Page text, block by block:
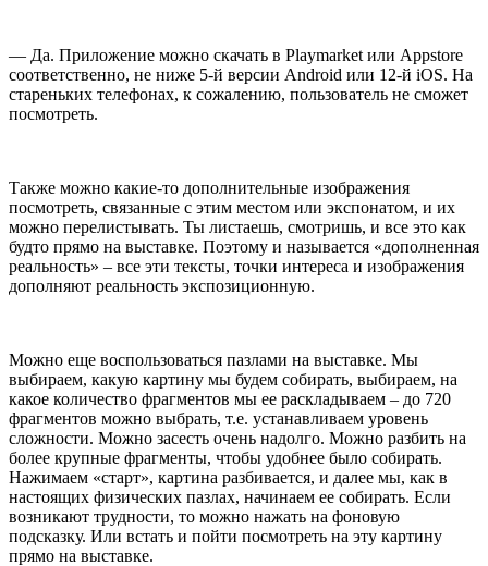
— Да. Приложение можно скачать в Playmarket или Appstore
соответственно, не ниже 5-й версии Android или 12-й iОS. На
стареньких телефонах, к сожалению, пользователь не сможет
посмотреть.
Также можно какие-то дополнительные изображения
посмотреть, связанные с этим местом или экспонатом, и их
можно перелистывать. Ты листаешь, смотришь, и все это как
будто прямо на выставке. Поэтому и называется «дополненная
реальность» – все эти тексты, точки интереса и изображения
дополняют реальность экспозиционную.
Можно еще воспользоваться пазлами на выставке. Мы
выбираем, какую картину мы будем собирать, выбираем, на
какое количество фрагментов мы ее раскладываем – до 720
фрагментов можно выбрать, т.е. устанавливаем уровень
сложности. Можно засесть очень надолго. Можно разбить на
более крупные фрагменты, чтобы удобнее было собирать.
Нажимаем «старт», картина разбивается, и далее мы, как в
настоящих физических пазлах, начинаем ее собирать. Если
возникают трудности, то можно нажать на фоновую
подсказку. Или встать и пойти посмотреть на эту картину
прямо на выставке.